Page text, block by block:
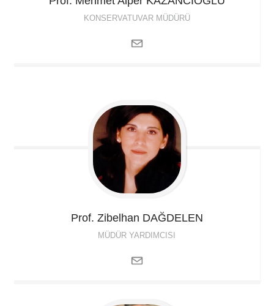
KONSERVATUVAR MÜDÜRÜ
Prof. Zibelhan DAĞDELEN
MÜDÜR YARDIMCISI